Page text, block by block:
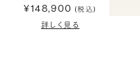
¥148,900 (税込)
詳しく見る